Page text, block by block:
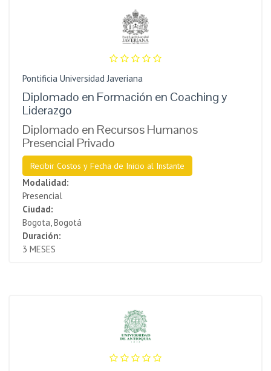
Pontificia Universidad Javeriana
Diplomado en Formación en Coaching y
Liderazgo
Diplomado en Recursos Humanos
Presencial Privado
Recibir Costos y Fecha de Inicio al Instante
Modalidad:
Presencial
Ciudad:
Bogota, Bogotá
Duración:
3 MESES